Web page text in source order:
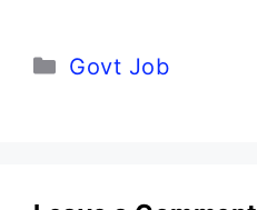
Categories
Govt Job